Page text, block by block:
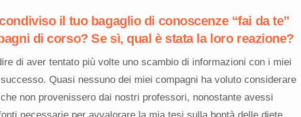
il tuo bagaglio di conoscenze “fai da te”
di corso? Se sì, qual è stata la loro reazione?
di aver tentato più volte uno scambio di informazioni con i miei
Quasi nessuno dei miei compagni ha voluto considerare
non provenissero dai nostri professori, nonostante avessi